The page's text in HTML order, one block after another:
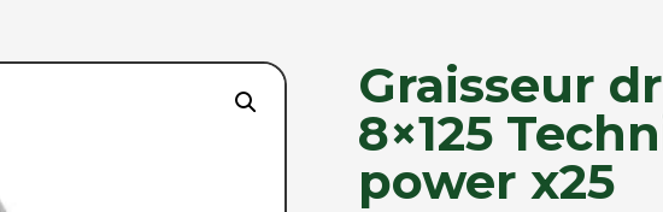
Graisseur
8×125
power x25